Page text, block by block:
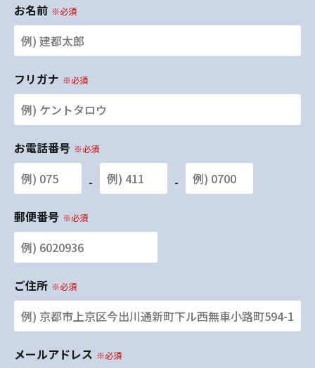
お名前 ※必須
フリガナ ※必須
お電話番号 ※必須
- -
郵便番号 ※必須
ご住所 ※必須
メールアドレス ※必須